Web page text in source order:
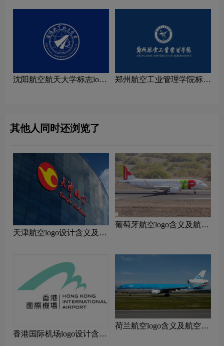
沈阳航空航天大学标志logo
郑州航空工业管理学院标志
其他人同时还浏览了
天津航空logo设计含义及设
‌葡萄牙航空logo含义及航空
香港国际机场logo设计含义
荷兰航空logo含义及航空品